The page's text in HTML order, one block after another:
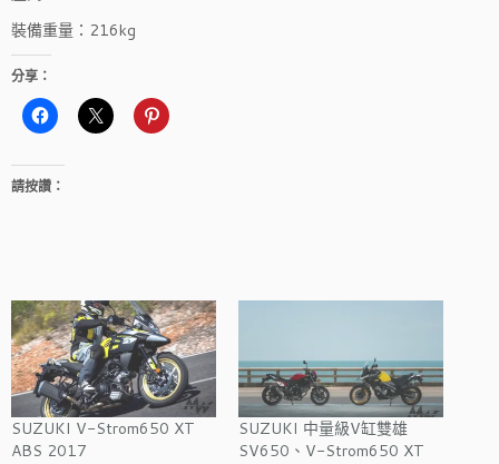
裝備重量：216kg
分享：
請按讚：
SUZUKI V-Strom650 XT
ABS 2017
SUZUKI 中量級V缸雙雄
SV650、V-Strom650 XT